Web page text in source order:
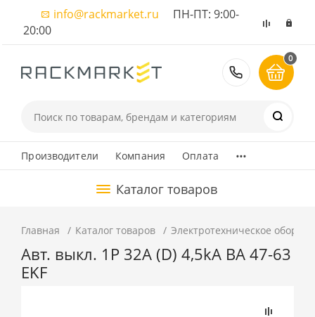
info@rackmarket.ru ПН-ПТ: 9:00-
20:00
8 (495)
0
Производители Компания Оплата ...
Каталог товаров
Главная Каталог товаров Электротехническое
Авт. выкл. 1P 32А (D) 4,5kA ВА 47-63
EKF